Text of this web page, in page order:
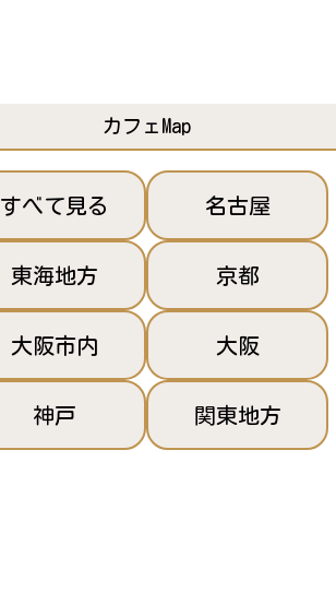
カフェMap
すべて見る 名古屋
東海地方 京都
大阪市内 大阪
神戸 関東地方